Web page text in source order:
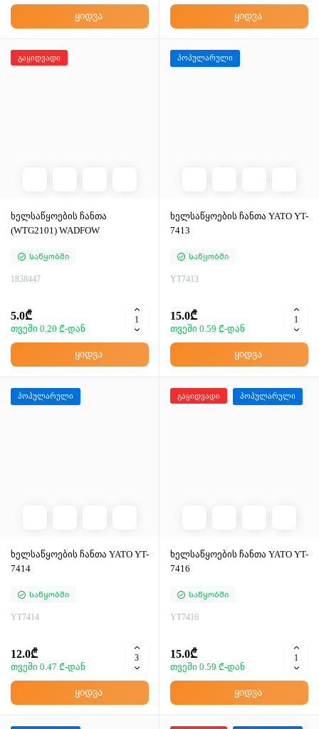
ყიდვა ყიდვა
გაყიდვადი
ხელსაწყოების ჩანთა
(WTG2101) WADFOW
Საწყობში
1838447
5.0₾
თვეში 0.20 ₾-დან
ყიდვა
პოპულარული
ხელსაწყოების ჩანთა YATO YT-
7413
Საწყობში
YT7413
15.0₾
თვეში 0.59 ₾-დან
ყიდვა
პოპულარული
ხელსაწყოების ჩანთა YATO YT-
7414
Საწყობში
YT7414
12.0₾
თვეში 0.47 ₾-დან
ყიდვა
გაყიდვადი პოპულარული
ხელსაწყოების ჩანთა YATO YT-
7416
Საწყობში
YT7416
15.0₾
თვეში 0.59 ₾-დან
ყიდვა